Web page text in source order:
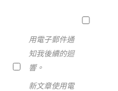
用電子郵件通
知我後續的迴
響。
新文章使用電